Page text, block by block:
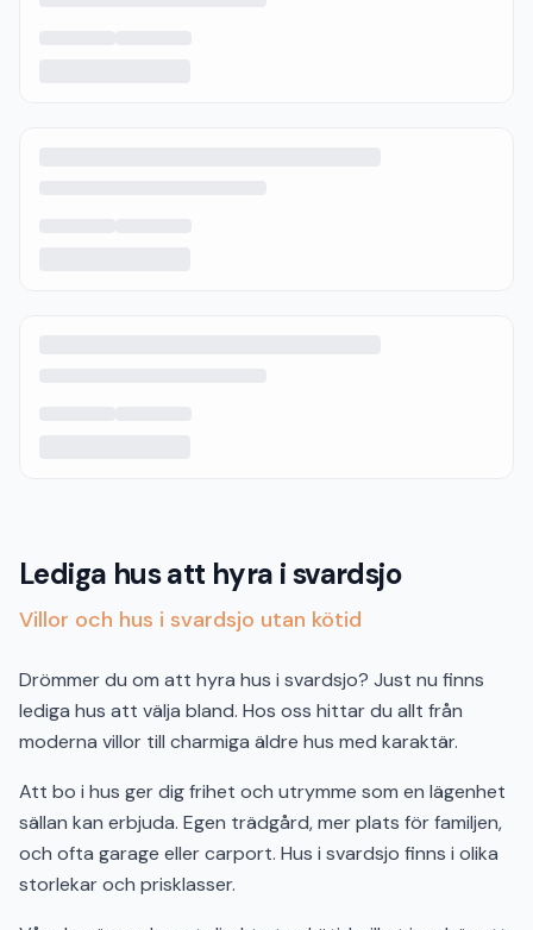
Lediga hus att hyra i svardsjo
Villor och hus i svardsjo utan kötid
Drömmer du om att hyra hus i svardsjo? Just nu finns
lediga hus att välja bland. Hos oss hittar du allt från
moderna villor till charmiga äldre hus med karaktär.
Att bo i hus ger dig frihet och utrymme som en lägenhet
sällan kan erbjuda. Egen trädgård, mer plats för familjen,
och ofta garage eller carport. Hus i svardsjo finns i olika
storlekar och prisklasser.